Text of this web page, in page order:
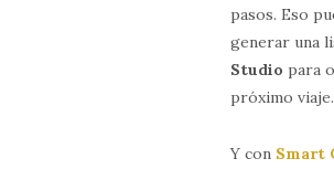
pasos. Eso
generar una
Studio para
próximo viaje.
Y con Smart